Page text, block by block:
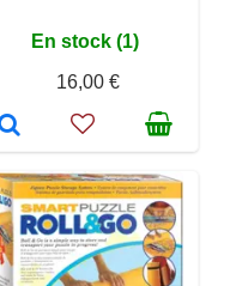
En stock (1)
16,00 €